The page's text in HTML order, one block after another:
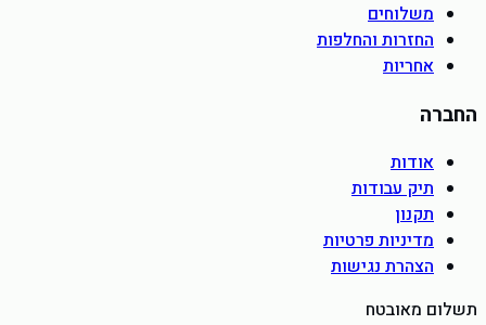
משלוחים
החזרות והחלפות
אחריות
החברה
אודות
תיק עבודות
תקנון
מדיניות פרטיות
הצהרת נגישות
תשלום מאובטח